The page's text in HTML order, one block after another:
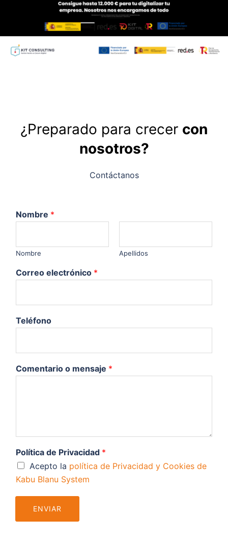
¿Preparado para crecer con
nosotros?
Contáctanos
Nombre *
Nombre Apellidos
Correo electrónico *
Teléfono
Comentario o mensaje *
Política de Privacidad *
Acepto la política de Privacidad y Cookies de
Kabu Blanu System
ENVIAR